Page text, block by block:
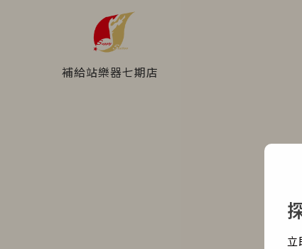
補給站樂器七期店
立